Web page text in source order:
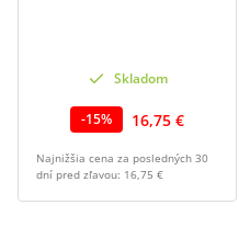
Skladom
-15% 16,75 €
Najnižšia cena za posledných 30
dní pred zľavou: 16,75 €